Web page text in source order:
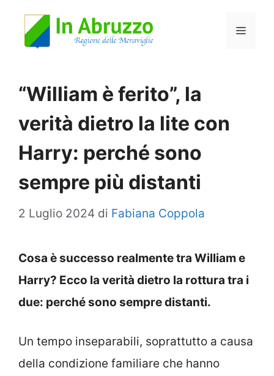
Menu
“William è ferito”, la
verità dietro la lite con
Harry: perché sono
sempre più distanti
2 Luglio 2024 di Fabiana Coppola
Cosa è successo realmente tra William e
Harry? Ecco la verità dietro la rottura tra i
due: perché sono sempre distanti.
Un tempo inseparabili, soprattutto a causa
della condizione familiare che hanno